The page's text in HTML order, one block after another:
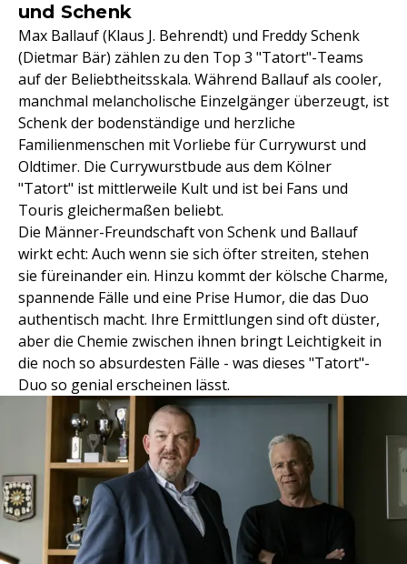
und Schenk
Max Ballauf (Klaus J. Behrendt) und Freddy Schenk
(Dietmar Bär) zählen zu den Top 3 "Tatort"-Teams
auf der Beliebtheitsskala. Während Ballauf als cooler,
manchmal melancholische Einzelgänger überzeugt, ist
Schenk der bodenständige und herzliche
Familienmenschen mit Vorliebe für Currywurst und
Oldtimer. Die Currywurstbude aus dem Kölner
"Tatort" ist mittlerweile Kult und ist bei Fans und
Touris gleichermaßen beliebt.
Die Männer-Freundschaft von Schenk und Ballauf
wirkt echt: Auch wenn sie sich öfter streiten, stehen
sie füreinander ein. Hinzu kommt der kölsche Charme,
spannende Fälle und eine Prise Humor, die das Duo
authentisch macht. Ihre Ermittlungen sind oft düster,
aber die Chemie zwischen ihnen bringt Leichtigkeit in
die noch so absurdesten Fälle - was dieses "Tatort"-
Duo so genial erscheinen lässt.